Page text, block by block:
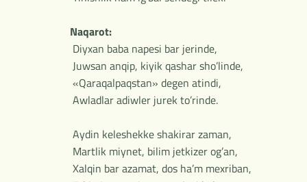
Naqarot:
Diyxan baba napesi bar jerinde,
Juwsan anqip, kiyik qashar sho’linde,
«Qaraqalpaqstan» degen atindi,
Awladlar adiwler jurek to’rinde.
Aydin keleshekke shakirar zaman,
Martlik miynet, bilim jetkizer og’an,
Xalqin bar azamat, dos ha’m mexriban,